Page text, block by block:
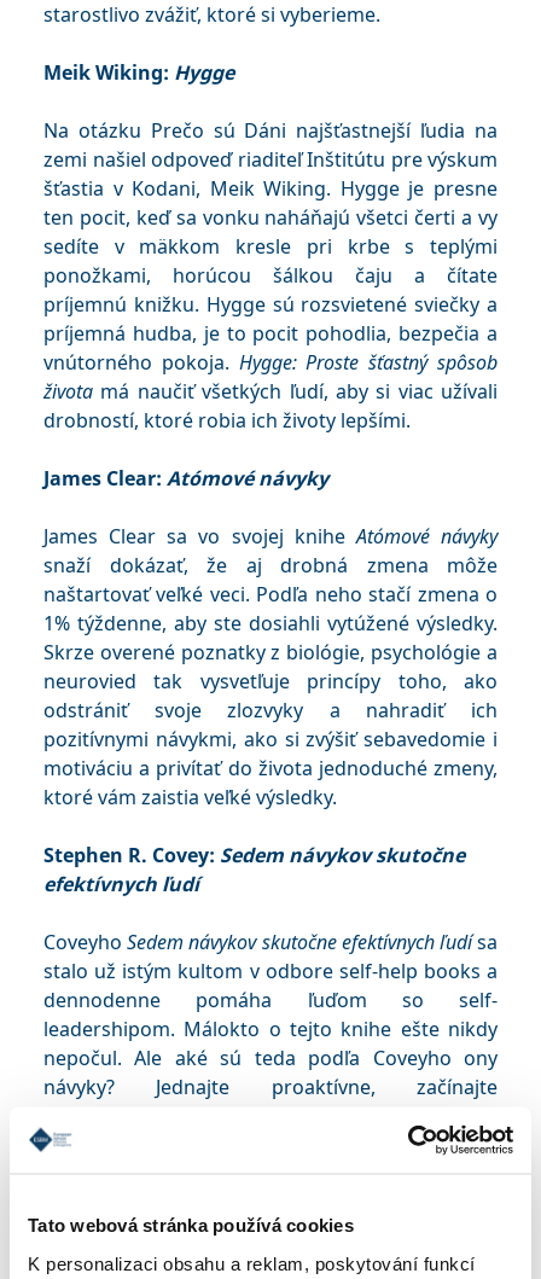
Tato webová stránka používá cookies
K personalizaci obsahu a reklam, poskytování funkcí
starostlivo zvážiť, ktoré si vyberieme.
Meik Wiking: Hygge
Na otázku Prečo sú Dáni najšťastnejší ľudia na
zemi našiel odpoveď riaditeľ Inštitútu pre výskum
šťastia v Kodani, Meik Wiking. Hygge je presne
ten pocit, keď sa vonku naháňajú všetci čerti a vy
sedíte v mäkkom kresle pri krbe s teplými
ponožkami, horúcou šálkou čaju a čítate
príjemnú knižku. Hygge sú rozsvietené sviečky a
príjemná hudba, je to pocit pohodlia, bezpečia a
vnútorného pokoja. Hygge: Proste šťastný spôsob
života má naučiť všetkých ľudí, aby si viac užívali
drobností, ktoré robia ich životy lepšími.
James Clear: Atómové návyky
James Clear sa vo svojej kniheAtómové návyky
snaží dokázať, že aj drobná zmena môže
naštartovať veľké veci. Podľa neho stačí zmena o
1% týždenne, aby ste dosiahli vytúžené výsledky.
Skrze overené poznatky z biológie, psychológie a
neurovied tak vysvetľuje princípy toho, ako
odstrániť svoje zlozvyky a nahradiť ich
pozitívnymi návykmi, ako si zvýšiť sebavedomie i
motiváciu a privítať do života jednoduché zmeny,
ktoré vám zaistia veľké výsledky.
Stephen R. Covey: Sedem návykov skutočne
efektívnych ľudí
CoveyhoSedem návykov skutočne efektívnych ľudísa
stalo už istým kultom v odbore self-help books a
dennodenne pomáha ľuďom so self-
leadershipom. Málokto o tejto knihe ešte nikdy
nepočul. Ale aké sú teda podľa Coveyho ony
návyky? Jednajte proaktívne, začínajte
na prvé miesto, myslite spôsobom výhra – výhra,
Vysvetlenie týchto princípov nájdete v knihe.